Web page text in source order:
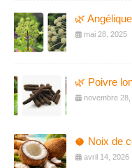
🌿
mai 28, 2025
🌿 Poivre
novembre
🥥 Noix de
avril 14, 2026